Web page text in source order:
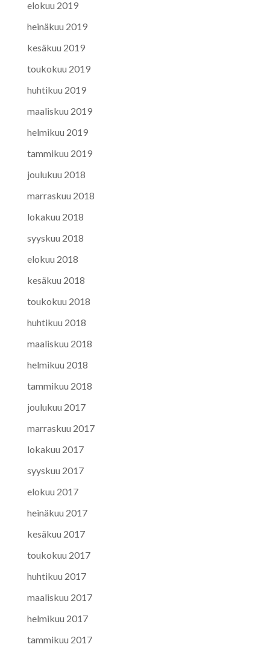
elokuu 2019
heinäkuu 2019
kesäkuu 2019
toukokuu 2019
huhtikuu 2019
maaliskuu 2019
helmikuu 2019
tammikuu 2019
joulukuu 2018
marraskuu 2018
lokakuu 2018
syyskuu 2018
elokuu 2018
kesäkuu 2018
toukokuu 2018
huhtikuu 2018
maaliskuu 2018
helmikuu 2018
tammikuu 2018
joulukuu 2017
marraskuu 2017
lokakuu 2017
syyskuu 2017
elokuu 2017
heinäkuu 2017
kesäkuu 2017
toukokuu 2017
huhtikuu 2017
maaliskuu 2017
helmikuu 2017
tammikuu 2017